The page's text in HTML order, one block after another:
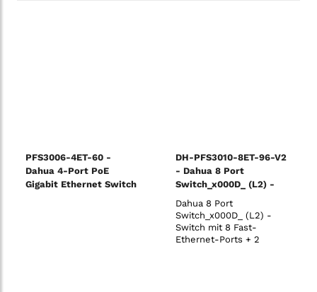
PFS3006-4ET-60 -
Dahua 4-Port PoE
Gigabit Ethernet Switch
DH-PFS3010-8ET-96-V2
- Dahua 8 Port
Switch_x000D_ (L2) -
Switch mit 8 Fast-
Ethernet-Ports + 2
Uplink-1000-Mbit / s-
Ports_x000D_
Dahua 8 Port
Switch_x000D_ (L2) -
Switch mit 8 Fast-
Ethernet-Ports + 2